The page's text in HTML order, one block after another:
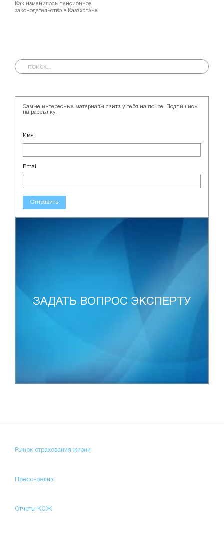
Как изменилось пенсионное
законодательство в Казахстане
Самые интересные материалы сайта у тебя на почте! Подпишись
на рассылку.
Имя
Email
Отправить
ЗАДАТЬ ВОПРОС ЭКСПЕРТУ
Рынок страхования жизни
Пресс-релиз
Отчеты КСЖ